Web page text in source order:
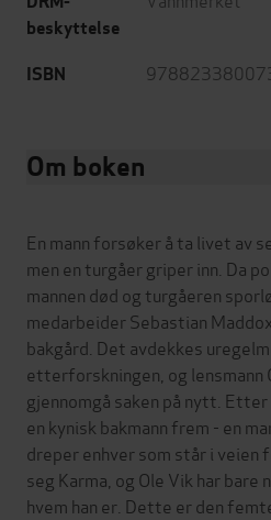
beskyttelse
ISBN
Om boken
En mann forsøker å ta livet av
men en turgåer griper inn. Da
mannen død og turgåeren
medarbeider Sebastian
bakgård. Det avdekkes
etterforskningen, og lensmann
gjennomgå saken på nytt.
en kynisk bakmann frem - en
dreper enhver som står i veien
seg Karma, og Ole Vik har
hvem han er. Dette er den